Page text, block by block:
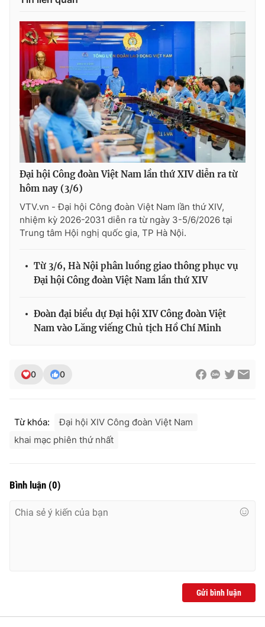
Đại hội Công đoàn Việt Nam lần thứ XIV diễn ra từ
hôm nay (3/6)
VTV.vn - Đại hội Công đoàn Việt Nam lần thứ XIV,
nhiệm kỳ 2026-2031 diễn ra từ ngày 3-5/6/2026 tại
Trung tâm Hội nghị quốc gia, TP Hà Nội.
Từ 3/6, Hà Nội phân luồng giao thông phục vụ
Đại hội Công đoàn Việt Nam lần thứ XIV
Đoàn đại biểu dự Đại hội XIV Công đoàn Việt
Nam vào Lăng viếng Chủ tịch Hồ Chí Minh
0 0
Từ khóa:
Đại hội XIV Công đoàn Việt Nam
khai mạc phiên thứ nhất
Bình luận (0)
Gửi bình luận